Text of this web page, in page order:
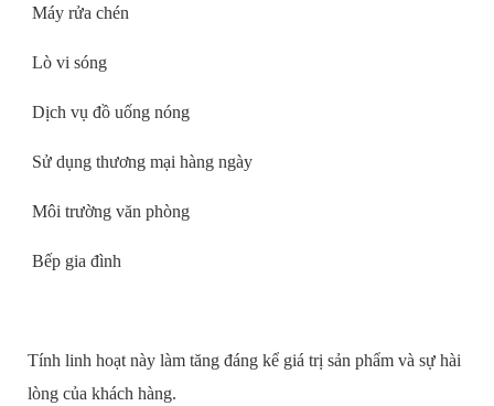
Máy rửa chén
Lò vi sóng
Dịch vụ đồ uống nóng
Sử dụng thương mại hàng ngày
Môi trường văn phòng
Bếp gia đình
Tính linh hoạt này làm tăng đáng kể giá trị sản phẩm và sự hài
lòng của khách hàng.